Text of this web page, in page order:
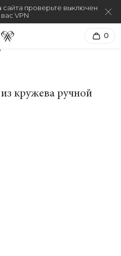
проверьте выключен
вас VPN
0
кружева ручной